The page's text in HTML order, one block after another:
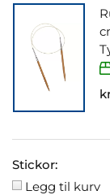
Stickor:
Legg til kurv